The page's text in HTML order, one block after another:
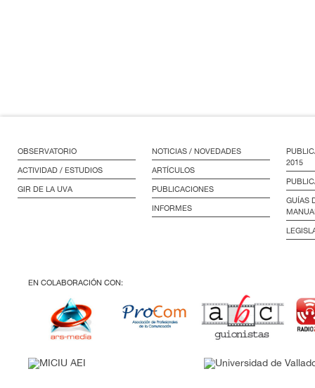
OBSERVATORIO
ACTIVIDAD / ESTUDIOS
GIR DE LA UVA
NOTICIAS / NOVEDADES
ARTÍCULOS
PUBLICACIONES
INFORMES
2015
GUÍAS
EN COLABORACIÓN CON: